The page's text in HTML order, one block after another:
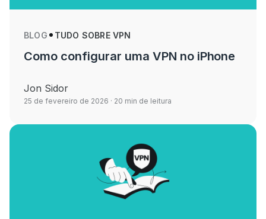
BLOG TUDO SOBRE VPN
Como configurar uma VPN no iPhone
Jon Sidor
25 de fevereiro de 2026 · 20 min de leitura